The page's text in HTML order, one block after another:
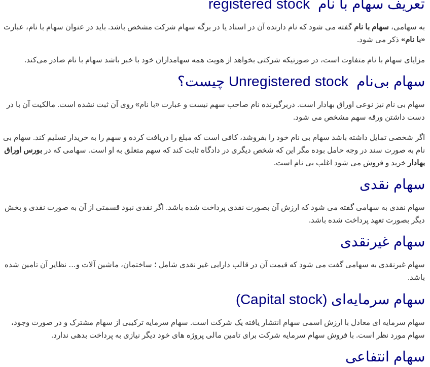
تعریف سهام با نام registered stock
به سهامی، سهام با نام گفته می شود که نام دارنده آن در اسناد یا در برگه سهام شرکت مشخص باشد. باید در عنوان سهام با نام، عبارت
«با نام» ذکر می شود.
مزایای سهام با نام متفاوت است، در صورتیکه شرکتی بخواهد از هویت همه سهامداران خود با خبر باشد سهام با نام صادر می‌کند.
سهام بی‌نام Unregistered stock چیست؟
سهام بی نام نیز نوعی اوراق بهادار است. دربرگیرنده نام صاحب سهم نیست و عبارت «با نام» روی آن ثبت نشده است. مالکیت آن با در
دست داشتن ورقه سهم مشخص می شود.
اگر شخصی تمایل داشته باشد سهام بی نام خود را بفروشد، کافی است که مبلغ را دریافت کرده و سهم را به خریدار تسلیم کند. سهام بی
نام به صورت سند در وجه حامل بوده مگر این که شخص دیگری در دادگاه ثابت کند که سهم متعلق به او است. سهامی که در بورس اوراق
بهادار خرید و فروش می شود اغلب بی نام است.
سهام نقدی
سهام نقدی به سهامی گفته می شود که ارزش آن بصورت نقدی پرداخت شده باشد. اگر نقدی نبود قسمتی از آن به صورت نقدی و بخش
دیگر بصورت تعهد پرداخت شده باشد.
سهام غیرنقدی
سهام غیرنقدی به سهامی گفت می شود که قیمت آن در قالب دارایی غیر نقدی شامل ؛ ساختمان، ماشین آلات و… نظایر آن تامین شده
باشد.
سهام سرمایه‌ای (Capital stock)
سهام سرمایه ای معادل با ارزش اسمی سهام انتشار یافته یک شرکت است. سهام‌ سرمایه ترکیبی از سهام مشترک و در صورت وجود،
سهام مورد نظر است. با فروش سهام‌ سرمایه شرکت برای تامین مالی پروژه های خود دیگر نیازی به پرداخت بدهی ندارد.
سهام انتفاعی